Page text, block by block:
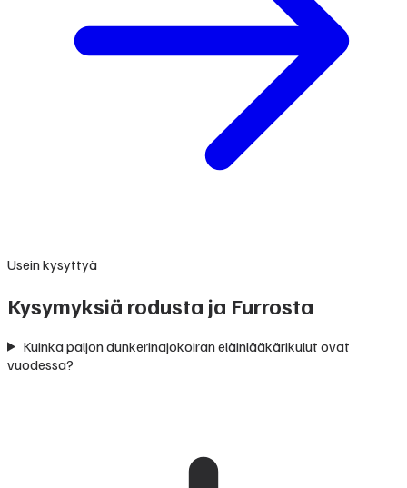
Usein kysyttyä
Kysymyksiä rodusta ja Furrosta
Kuinka paljon dunkerinajokoiran eläinlääkärikulut ovat
vuodessa?